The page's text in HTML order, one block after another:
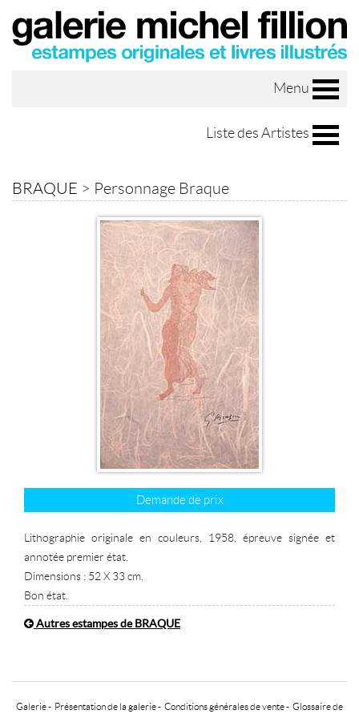
Menu
Liste des Artistes
BRAQUE > Personnage Braque
Demande de prix
Lithographie originale en couleurs, 1958, épreuve signée et
annotée premier état.
Dimensions : 52 X 33 cm.
Bon état.
Autres estampes de BRAQUE
Galerie- Présentation de la galerie- Conditions générales de vente- Glossaire de